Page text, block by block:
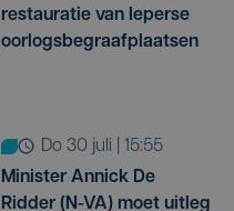
restauratie van Ieperse
oorlogsbegraafplaatsen
do 30 juli | 15:55
Minister Annick De
Ridder (N-VA) moet uitleg